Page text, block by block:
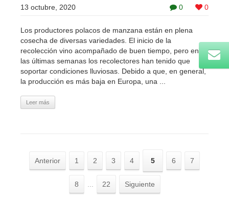
0 0
13 octubre, 2020
Los productores polacos de manzana están en plena
cosecha de diversas variedades. El inicio de la
recolección vino acompañado de buen tiempo, pero en
las últimas semanas los recolectores han tenido que
soportar condiciones lluviosas. Debido a que, en general,
la producción es más baja en Europa, una ...
Leer más
Anterior 1 2 3 4 5 6 7
8 22 Siguiente